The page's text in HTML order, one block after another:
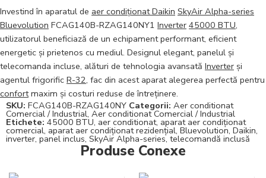
Investind în aparatul de aer condiționat Daikin SkyAir Alpha-series
Bluevolution FCAG140B-RZAG140NY1 Inverter 45000 BTU,
utilizatorul beneficiază de un echipament performant, eficient
energetic și prietenos cu mediul. Designul elegant, panelul și
telecomanda incluse, alături de tehnologia avansată Inverter și
agentul frigorific R-32, fac din acest aparat alegerea perfectă pentru
confortmaxim și costuri reduse de întreținere.
SKU: FCAG140B-RZAG140NY Categorii: Aer conditionat
Comercial / Industrial, Aer conditionat Comercial / Industrial
Etichete: 45000 BTU, aer conditionat, aparat aer condiționat
comercial, aparat aer condiționat rezidențial, Bluevolution, Daikin,
inverter, panel inclus, SkyAir Alpha-series, telecomandă inclusă
Produse Conexe